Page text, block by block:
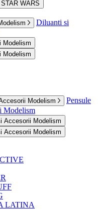
STAR WARS
Diluanti si
Modelism
Modelism
Modelism
Pensule
Modelism
Accesorii Modelism
Accesorii Modelism
LATINA